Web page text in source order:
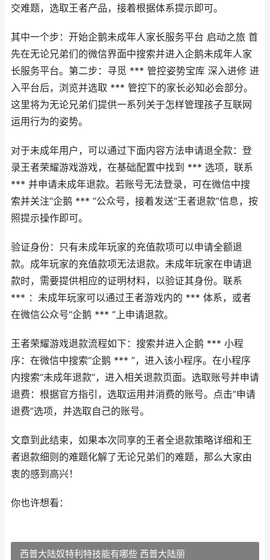
交难题，选取王者产品，接着根据体系提示即可。
其中一个步：开始企鹅未成年人家长服务平台 启动之旅 首
先在无论兄弟们的微信界面中搜索并进入企鹅未成年人家
长服务平台。第二步：寻觅 *** 管控姿势宝库 深入进修 进
入平台后，浏览并选取 *** 管控下的家长必知必会部分。
这里将为无论兄弟们提供一系列关于怎样管理孩子互联网
运用行为的姿势。
对于未成年用户，可以通过下面内容方法申请退全款：登
录王者荣耀游戏游戏，在基础配置中找到 *** 选项，联系
*** 并申请未成年退款。若账号无法登录，可在微信中搜
索并关注“企鹅 *** ”公众号，接着发送“王者退款”信息，按
照提示操作即可。
验证身份：只有未成年玩家的充值款项可以申请全额退
款。成年玩家的充值款项无法退款。未成年玩家在申请退
款时，需要提供相应的证明材料，以验证其身份。联系
*** ：未成年玩家可以通过王者游戏内的 *** 体系，或者
在微信公众号“企鹅 *** ”上申请退款。
王者荣耀游戏退款流程如下：搜索并进入企鹅 *** 小程
序：在微信中搜索“企鹅 *** ”，进入该小程序。在小程序
内搜索“未成年退款”，进入相关退款页面。选取账号并申请
退费：根据官方指引，选取运用并消费的账号。点击“申请
退费”选项，并选取自己的账号。
文章到此结束，如果本次同享的王者全退款策略详细和王
者退款细则的难题化解了无论兄弟们的难题，那么大家由
衷的感到高兴！
你也许想看：
西普大陆奴特利特技能有哪些 西普大陆丽